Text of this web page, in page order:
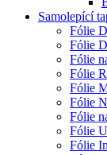
Samolepící
Fólie
Fólie
Fólie
Fólie
Fólie
Fólie
Fólie
Fólie
Fólie